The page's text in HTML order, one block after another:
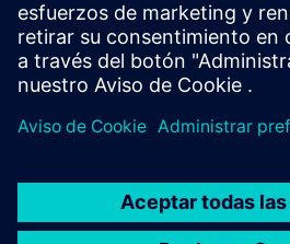
potential of grand-scale venues.
Más información